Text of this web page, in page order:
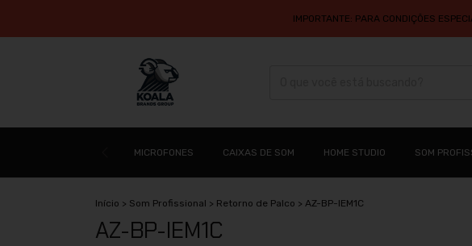
IMPORTANTE: PARA CONDIÇÕES
MICROFONES CAIXAS DE SOM HOME STUDIO SOM
Início > Som Profissional > Retorno de Palco > AZ-BP-IEM1C
AZ-BP-IEM1C